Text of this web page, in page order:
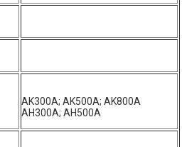
AK300A; AK500A; AK800A
AH300A; AH500A